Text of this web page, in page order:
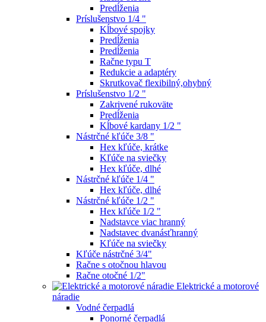
Predĺženia
Príslušenstvo 1/4 "
Kĺbové spojky
Predĺženia
Predĺženia
Račne typu T
Redukcie a adaptéry
Skrutkovač flexibilný,ohybný
Príslušenstvo 1/2 "
Zakrivené rukoväte
Predĺženia
Kĺbové kardany 1/2 "
Nástrčné kľúče 3/8 "
Hex kľúče, krátke
Kľúče na sviečky
Hex kľúče, dlhé
Nástrčné kľúče 1/4 "
Hex kľúče, dlhé
Nástrčné kľúče 1/2 "
Hex kľúče 1/2 "
Nadstavce viac hranný
Nadstavec dvanásťhranný
Kľúče na sviečky
Kľúče nástrčné 3/4"
Račne s otočnou hlavou
Račne otočné 1/2"
Elektrické a motorové
náradie
Vodné čerpadlá
Ponorné čerpadlá